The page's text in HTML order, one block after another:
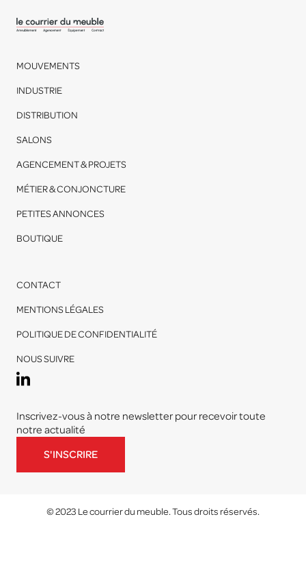
MOUVEMENTS
INDUSTRIE
DISTRIBUTION
SALONS
AGENCEMENT & PROJETS
MÉTIER & CONJONCTURE
PETITES ANNONCES
BOUTIQUE
CONTACT
MENTIONS LÉGALES
POLITIQUE DE CONFIDENTIALITÉ
NOUS SUIVRE
Inscrivez-vous à notre newsletter pour recevoir toute
notre actualité
S'INSCRIRE
© 2023 Le courrier du meuble. Tous droits réservés.